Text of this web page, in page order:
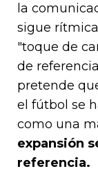
la
sigue
"toque de
de
pretende
el fútbol se
como una
expansión
referencia.